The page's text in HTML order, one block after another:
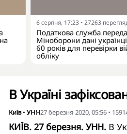
6 серпня, 17:23 • 27263
Податкова служба
Міноборони дані
60 років для перевірки
обліку
В Україні
Київ• УНН27 березня 2020, 05:56 •
КИЇВ. 27 березня. УНН. В